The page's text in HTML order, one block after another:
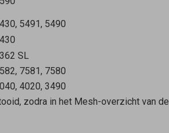
5491, 5490
SL
7581, 7580
4020, 3490
zodra in het Mesh-overzicht van de